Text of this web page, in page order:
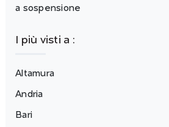
a sospensione
I più visti a :
Altamura
Andria
Bari